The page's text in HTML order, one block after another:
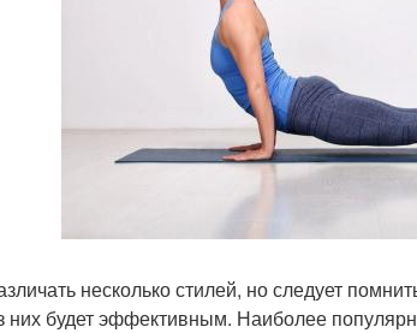
несколько стилей, но следует
будет эффективным. Наиболее